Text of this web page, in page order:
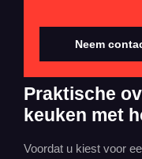
Neem
Praktische
keuken met
Voordat u kiest voor